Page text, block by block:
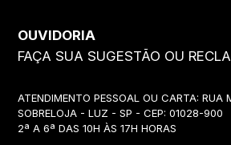
OUVIDORIA
FAÇA SUA SUGESTÃO OU
ATENDIMENTO PESSOAL OU CARTA: RUA
SOBRELOJA - LUZ - SP - CEP: 01028-900
2ª A 6ª DAS 10H ÀS 17H HORAS